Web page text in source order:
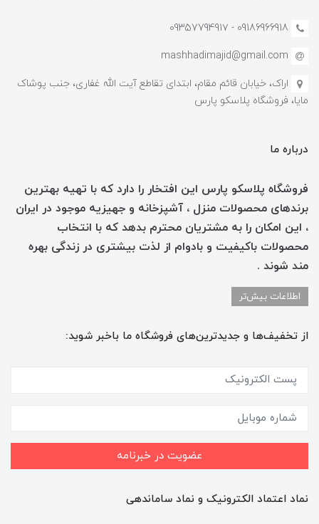
09186966918 - 0935779491۷
mashhadimajid@gmail.com
اراک، خیابان قائم مقام، ابتدای تقاطع آیت الله غفاری، جنب پوشاک
مایا، فروشگاه پلاسکو پارس
درباره ما
فروشگاه پلاسکو پارس این افتخار را دارد که با تهیه بهترین
برندهای محصولات منزل ، آشپزخانه و جهیزیه موجود در ایران
، این امکان را به مشتریان محترم بدهد که با انتخاب
محصولات باکیفیت و بادوام از لذت بیشتری در زندگی بهره
مند شوند .
اطلاعات بیش‌تر
از تخفیف‌ها و جدیدترین‌های فروشگاه ما باخبر شوید:
عضویت در خبرنامه
نماد اعتماد الکترونیک و نماد ساماندهی